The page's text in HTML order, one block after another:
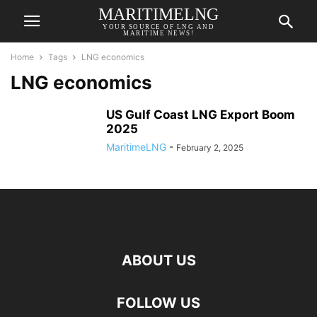
MARITIMELNG
YOUR SOURCE OF LNG AND
MARITIME NEWS!
Home Tags LNG economics
LNG economics
US Gulf Coast LNG Export Boom
2025
MaritimeLNG - February 2, 2025
ABOUT US
FOLLOW US